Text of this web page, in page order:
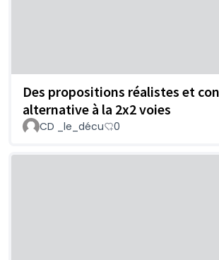
Des propositions réalistes et
alternative à la 2x2 voies
CD _le_décu 0